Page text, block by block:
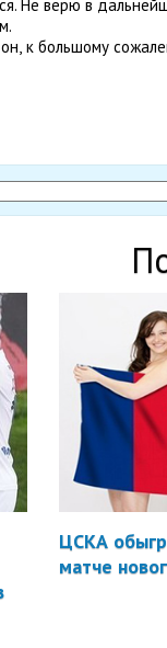
Не верю в
, к большому
ЦСКА
матче